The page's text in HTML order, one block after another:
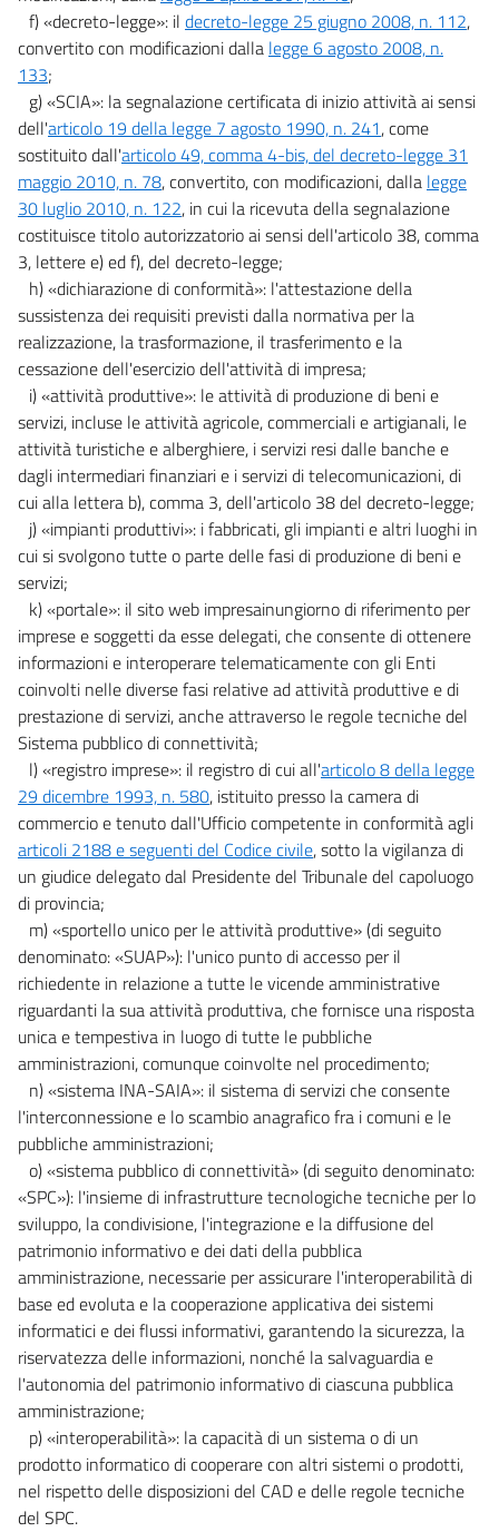
f) «decreto-legge»: il decreto-legge 25 giugno 2008, n. 112,
convertito con modificazioni dalla legge 6 agosto 2008, n.
133;
g) «SCIA»: la segnalazione certificata di inizio attività ai sensi
dell'articolo 19 della legge 7 agosto 1990, n. 241, come
sostituito dall'articolo 49, comma 4-bis, del decreto-legge 31
maggio 2010, n. 78, convertito, con modificazioni, dalla legge
30 luglio 2010, n. 122, in cui la ricevuta della segnalazione
costituisce titolo autorizzatorio ai sensi dell'articolo 38, comma
3, lettere e) ed f), del decreto-legge;
h) «dichiarazione di conformità»: l'attestazione della
sussistenza dei requisiti previsti dalla normativa per la
realizzazione, la trasformazione, il trasferimento e la
cessazione dell'esercizio dell'attività di impresa;
i) «attività produttive»: le attività di produzione di beni e
servizi, incluse le attività agricole, commerciali e artigianali, le
attività turistiche e alberghiere, i servizi resi dalle banche e
dagli intermediari finanziari e i servizi di telecomunicazioni, di
cui alla lettera b), comma 3, dell'articolo 38 del decreto-legge;
j) «impianti produttivi»: i fabbricati, gli impianti e altri luoghi in
cui si svolgono tutte o parte delle fasi di produzione di beni e
servizi;
k) «portale»: il sito web impresainungiorno di riferimento per
imprese e soggetti da esse delegati, che consente di ottenere
informazioni e interoperare telematicamente con gli Enti
coinvolti nelle diverse fasi relative ad attività produttive e di
prestazione di servizi, anche attraverso le regole tecniche del
Sistema pubblico di connettività;
l) «registro imprese»: il registro di cui all'articolo 8 della legge
29 dicembre 1993, n. 580, istituito presso la camera di
commercio e tenuto dall'Ufficio competente in conformità agli
articoli 2188 e seguenti del Codice civile, sotto la vigilanza di
un giudice delegato dal Presidente del Tribunale del capoluogo
di provincia;
m) «sportello unico per le attività produttive» (di seguito
denominato: «SUAP»): l'unico punto di accesso per il
richiedente in relazione a tutte le vicende amministrative
riguardanti la sua attività produttiva, che fornisce una risposta
unica e tempestiva in luogo di tutte le pubbliche
amministrazioni, comunque coinvolte nel procedimento;
n) «sistema INA-SAIA»: il sistema di servizi che consente
l'interconnessione e lo scambio anagrafico fra i comuni e le
pubbliche amministrazioni;
o) «sistema pubblico di connettività» (di seguito denominato:
«SPC»): l'insieme di infrastrutture tecnologiche tecniche per lo
sviluppo, la condivisione, l'integrazione e la diffusione del
patrimonio informativo e dei dati della pubblica
amministrazione, necessarie per assicurare l'interoperabilità di
base ed evoluta e la cooperazione applicativa dei sistemi
informatici e dei flussi informativi, garantendo la sicurezza, la
riservatezza delle informazioni, nonché la salvaguardia e
l'autonomia del patrimonio informativo di ciascuna pubblica
amministrazione;
p) «interoperabilità»: la capacità di un sistema o di un
prodotto informatico di cooperare con altri sistemi o prodotti,
nel rispetto delle disposizioni del CAD e delle regole tecniche
del SPC.